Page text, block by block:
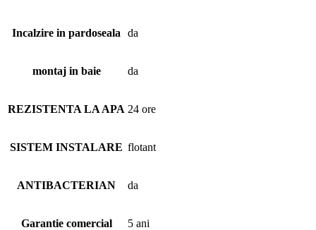
Incalzire in pardoseala da
montaj in baie da
REZISTENTA LA APA 24 ore
SISTEM INSTALARE flotant
ANTIBACTERIAN da
Garantie comercial 5 ani